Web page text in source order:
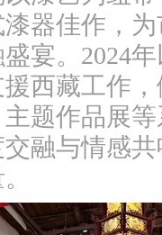
器佳作，
宴。2024
西藏工作
题作品展
融与情感